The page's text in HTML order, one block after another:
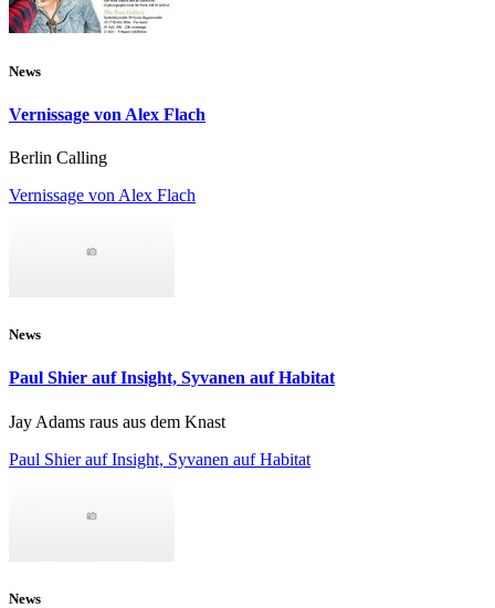
News
Vernissage von Alex Flach
Berlin Calling
Vernissage von Alex Flach
News
Paul Shier auf Insight, Syvanen auf Habitat
Jay Adams raus aus dem Knast
Paul Shier auf Insight, Syvanen auf Habitat
News